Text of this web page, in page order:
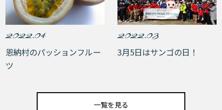
2022.04
恩納村のパッションフルー
ツ
2022.03
3月5日はサンゴの日！
一覧を見る